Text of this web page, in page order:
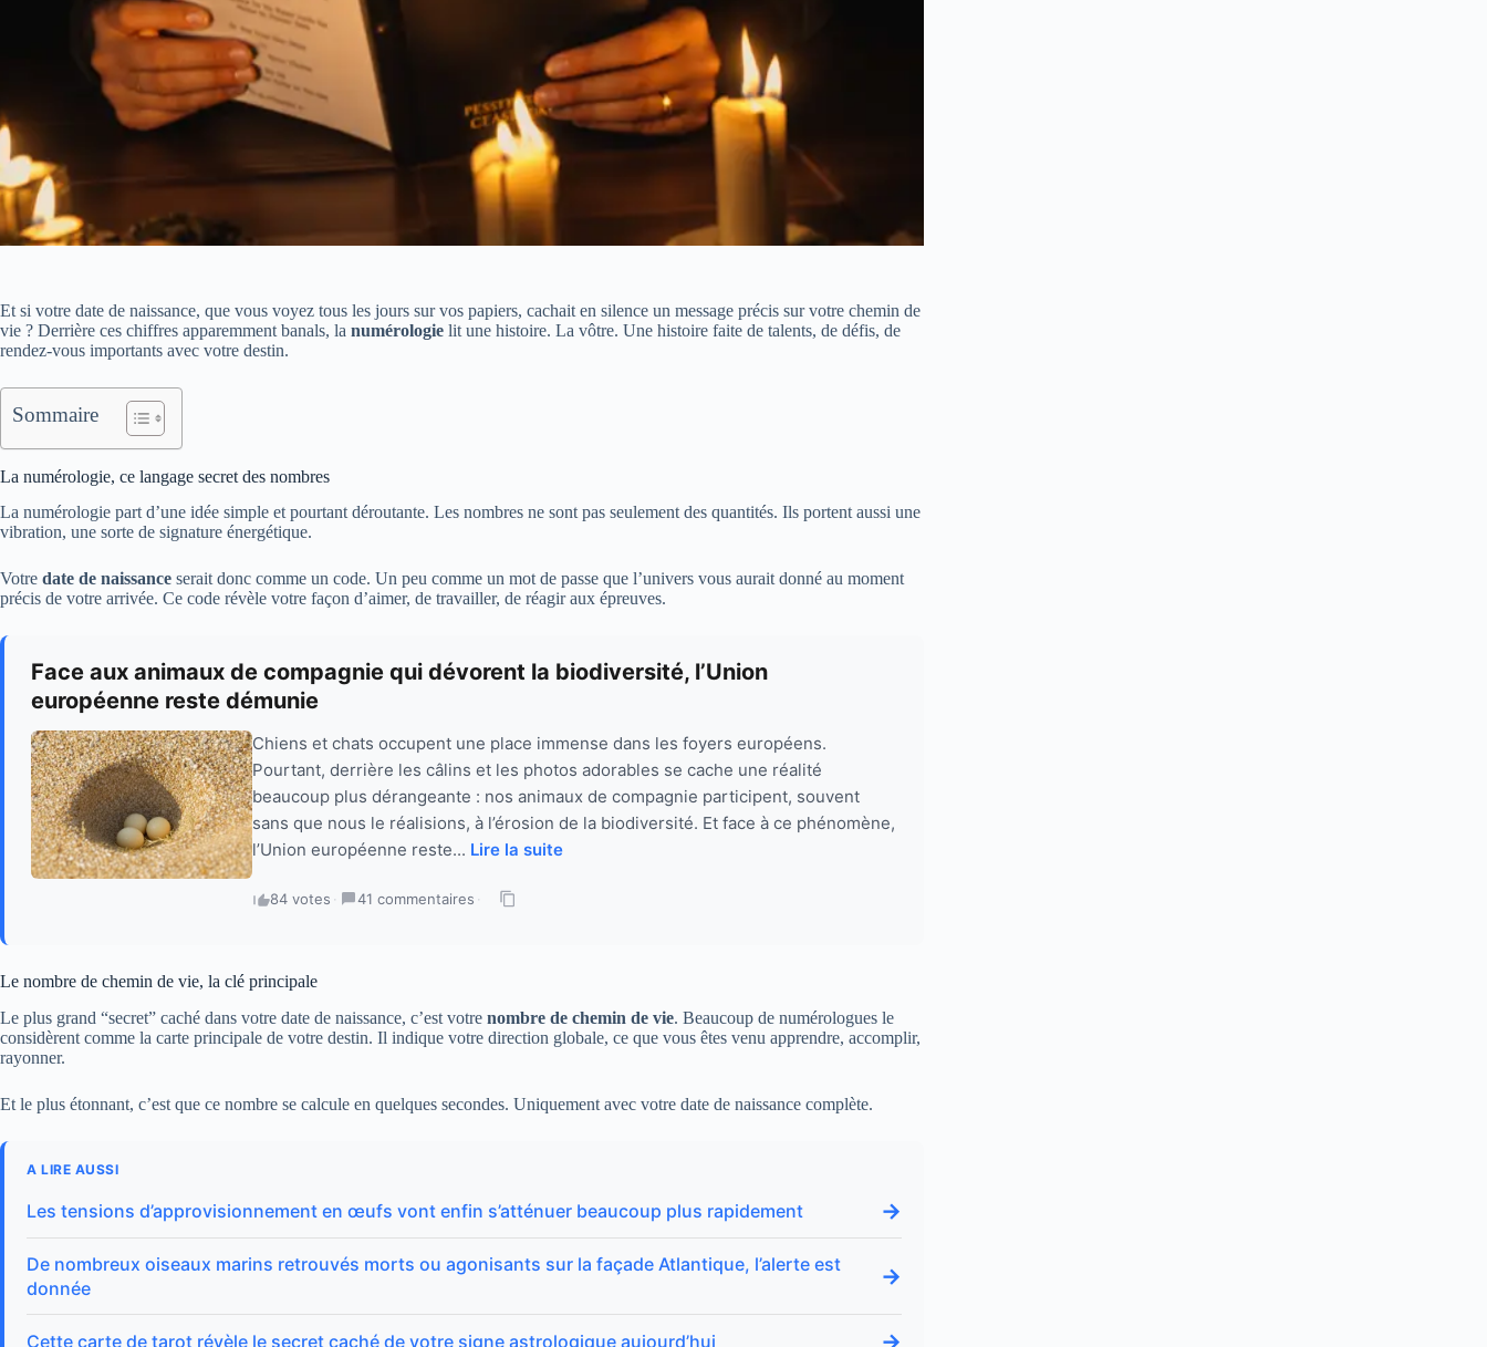
Et si votre date de naissance, que vous voyez tous les jours sur vos papiers, cachait en silence un message précis sur votre chemin de
vie ? Derrière ces chiffres apparemment banals, la numérologie lit une histoire. La vôtre. Une histoire faite de talents, de défis, de
rendez-vous importants avec votre destin.
Sommaire
La numérologie, ce langage secret des nombres
La numérologie part d’une idée simple et pourtant déroutante. Les nombres ne sont pas seulement des quantités. Ils portent aussi une
vibration, une sorte de signature énergétique.
Votre date de naissance serait donc comme un code. Un peu comme un mot de passe que l’univers vous aurait donné au moment
précis de votre arrivée. Ce code révèle votre façon d’aimer, de travailler, de réagir aux épreuves.
Face aux animaux de compagnie qui dévorent la biodiversité, l’Union
européenne reste démunie
Chiens et chats occupent une place immense dans les foyers européens.
Pourtant, derrière les câlins et les photos adorables se cache une réalité
beaucoup plus dérangeante : nos animaux de compagnie participent, souvent
sans que nous le réalisions, à l’érosion de la biodiversité. Et face à ce phénomène,
l’Union européenne reste... Lire la suite
84 votes · 41 commentaires ·
Le nombre de chemin de vie, la clé principale
Le plus grand “secret” caché dans votre date de naissance, c’est votre nombre de chemin de vie. Beaucoup de numérologues le
considèrent comme la carte principale de votre destin. Il indique votre direction globale, ce que vous êtes venu apprendre, accomplir,
rayonner.
Et le plus étonnant, c’est que ce nombre se calcule en quelques secondes. Uni­quement avec votre date de naissance complète.
A LIRE AUSSI
Les tensions d’approvisionnement en œufs vont enfin s’atténuer beaucoup plus rapidement →
De nombreux oiseaux marins retrouvés morts ou agonisants sur la façade Atlantique, l’alerte est
donnée
→
Cette carte de tarot révèle le secret caché de votre signe astrologique aujourd’hui